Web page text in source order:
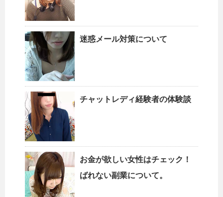
迷惑メール対策について
チャットレディ経験者の体験談
お金が欲しい女性はチェック！
ばれない副業について。